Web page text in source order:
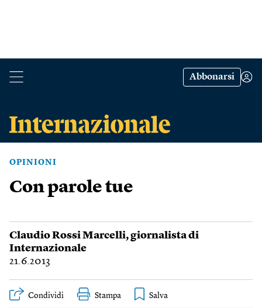
Abbonarsi
OPINIONI
Con parole tue
Claudio Rossi Marcelli, giornalista di
Internazionale
21.6.2013
Condividi Stampa